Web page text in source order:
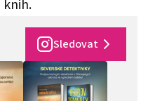
knih.
Sledovat